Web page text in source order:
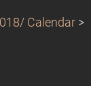
Calendar >